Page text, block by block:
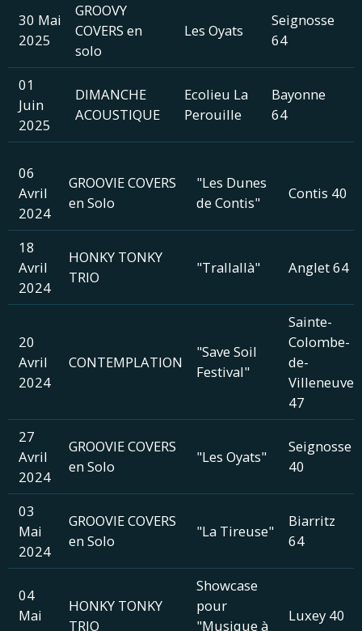
30 Mai
2025
GROOVY
COVERS en
solo
Les Oyats
Seignosse
64
01
Juin
2025
DIMANCHE
ACOUSTIQUE
Ecolieu La
Perouille
Bayonne
64
06
Avril
2024
GROOVIE COVERS
en Solo
"Les Dunes
de Contis"
Contis 40
18
Avril
2024
HONKY TONKY
TRIO
"Trallallà" Anglet 64
20
Avril
2024
CONTEMPLATION
"Save Soil
Festival"
Sainte-
Colombe-
de-
Villeneuve
47
27
Avril
2024
GROOVIE COVERS
en Solo
"Les Oyats"
Seignosse
40
03
Mai
2024
GROOVIE COVERS
en Solo
"La Tireuse"
Biarritz
64
04
Mai
HONKY TONKY
TRIO
Showcase
pour
"Musique à
Luxey 40